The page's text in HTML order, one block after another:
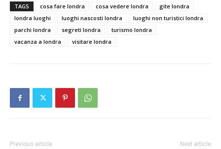
TAGS cosa fare londra cosa vedere londra
gite londra
londra luoghi
luoghi nascosti londra
luoghi non turistici londra
parchi londra
segreti londra
turismo londra
vacanza a londra
visitare londra
Previous article Next article